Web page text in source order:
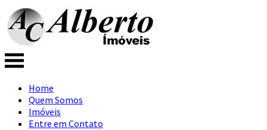
Home
Quem Somos
Imóveis
Entre em Contato